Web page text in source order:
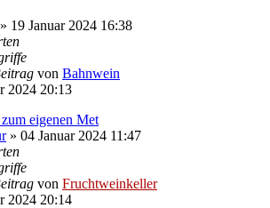
» 19 Januar 2024 16:38
von Bahnwein
2024 20:13
eigenen Met
» 04 Januar 2024 11:47
von Fruchtweinkeller
2024 20:14